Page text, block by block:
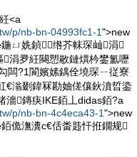
<a
p/nb-bn-04993fc1-1">new
ㄩ姺鍞绺芥帓琛屾涓
涓夛紝闋愬敭鏈熼枔鐢氳嚦
闆?1閬嬪嫊鍝佺墝琛ㄧ従寮
€滃剟鍏冧勘妯傞儴鈥濆晢鍌
濇鏄疦IKE銆丄didas銆?a
p/nb-bn-4c4eca43-1">new
佹潕瀵с€佸畨韪忓拰鐗规